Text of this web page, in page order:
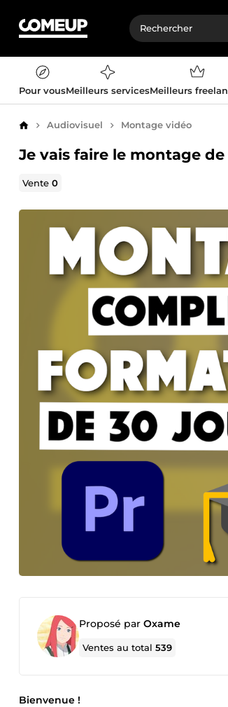
Pour vousMeilleurs servicesMeilleurs
AccueilAudiovisuel Montage vidéo
Je vais faire le montage
Vente0
Proposé par Oxame
Ventes au total539
Bienvenue !